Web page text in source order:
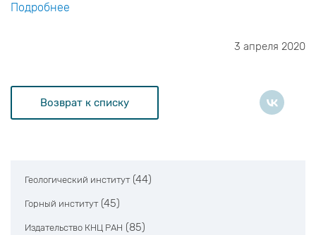
Подробнее
3 апреля 2020
Возврат к списку
Геологический институт (44)
Горный институт (45)
Издательство КНЦ РАН (85)